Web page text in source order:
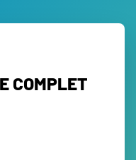
COMPLET